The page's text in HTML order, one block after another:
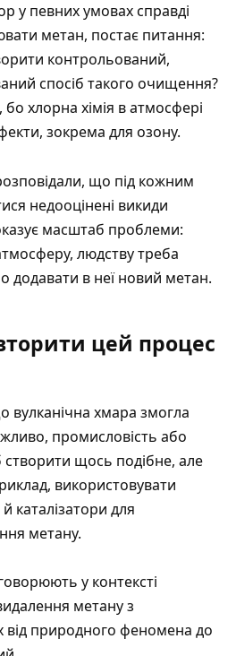
у певних умовах справді
метан, постає питання:
контрольований,
спосіб такого очищення?
хлорна хімія в атмосфері
зокрема для озону.
що під кожним
недооцінені викиди
масштаб проблеми:
людству треба
додавати в неї новий метан.
цей процес
вулканічна хмара змогла
промисловість або
щось подібне, але
використовувати
каталізатори для
метану.
у контексті
метану з
природного феномена до